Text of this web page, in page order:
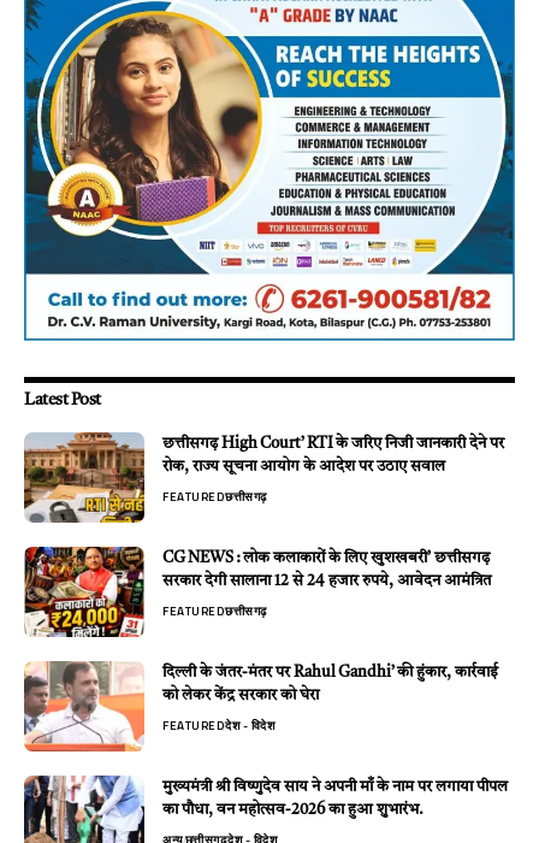
Latest Post
छत्तीसगढ़ High Court’ RTI के जरिए निजी जानकारी देने पर
रोक, राज्य सूचना आयोग के आदेश पर उठाए सवाल
FEATUREDछत्तीसगढ़
CG NEWS : लोक कलाकारों के लिए खुशखबरी’ छत्तीसगढ़
सरकार देगी सालाना 12 से 24 हजार रुपये, आवेदन आमंत्रित
FEATUREDछत्तीसगढ़
दिल्ली के जंतर-मंतर पर Rahul Gandhi’ की हुंकार, कार्रवाई
को लेकर केंद्र सरकार को घेरा
FEATUREDदेश - विदेश
मुख्यमंत्री श्री विष्णुदेव साय ने अपनी माँ के नाम पर लगाया पीपल
का पौधा, वन महोत्सव-2026 का हुआ शुभारंभ.